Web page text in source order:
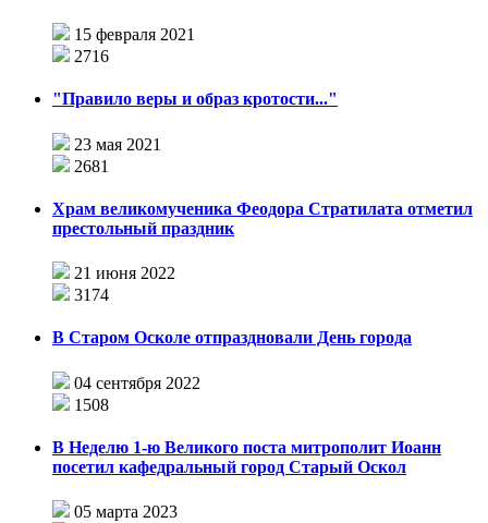
15 февраля 2021
2716
"Правило веры и образ кротости..."
23 мая 2021
2681
Храм великомученика Феодора Стратилата отметил
престольный праздник
21 июня 2022
3174
В Старом Осколе отпраздновали День города
04 сентября 2022
1508
В Неделю 1-ю Великого поста митрополит Иоанн
посетил кафедральный город Старый Оскол
05 марта 2023